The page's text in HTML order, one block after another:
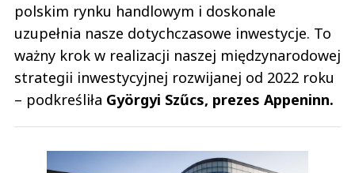
polskim rynku handlowym i doskonale
uzupełnia nasze dotychczasowe inwestycje. To
ważny krok w realizacji naszej międzynarodowej
strategii inwestycyjnej rozwijanej od 2022 roku
– podkreśliła Györgyi Szűcs, prezes Appeninn.